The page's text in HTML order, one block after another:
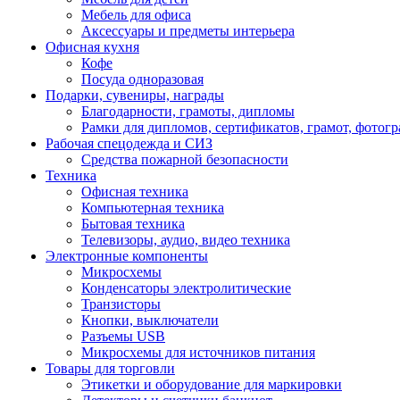
Мебель для офиса
Аксессуары и предметы интерьера
Офисная кухня
Кофе
Посуда одноразовая
Подарки, сувениры, награды
Благодарности, грамоты, дипломы
Рамки для дипломов, сертификатов, грамот,
Рабочая спецодежда и СИЗ
Средства пожарной безопасности
Техника
Офисная техника
Компьютерная техника
Бытовая техника
Телевизоры, аудио, видео техника
Электронные компоненты
Микросхемы
Конденсаторы электролитические
Транзисторы
Кнопки, выключатели
Разъемы USB
Микросхемы для источников питания
Товары для торговли
Этикетки и оборудование для маркировки